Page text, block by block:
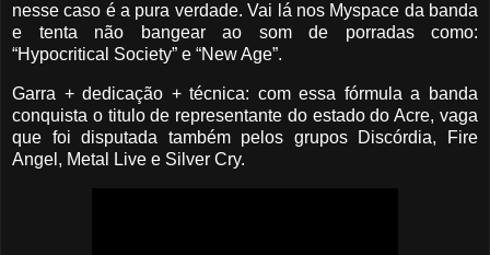
nesse caso é a pura verdade. Vai lá nos Myspace da banda
e tenta não bangear ao som de porradas como:
“Hypocritical Society” e “New Age”.
Garra + dedicação + técnica: com essa fórmula a banda
conquista o titulo de representante do estado do Acre, vaga
que foi disputada também pelos grupos Discórdia, Fire
Angel, Metal Live e Silver Cry.